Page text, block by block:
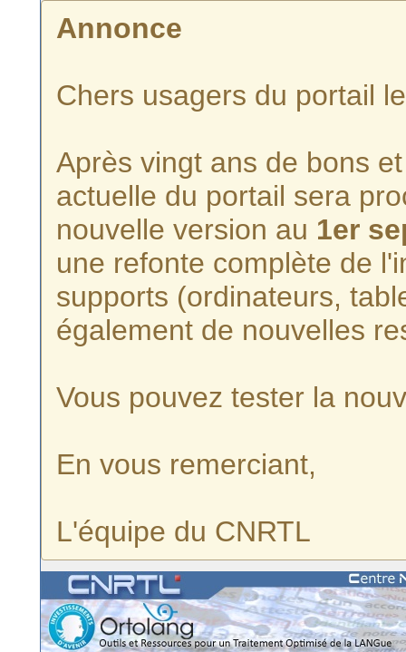
Annonce
Chers usagers du portail
Après vingt ans de bons
actuelle du portail sera
nouvelle version au 1er
une refonte complète de
supports (ordinateurs,
également de nouvelles
Vous pouvez tester la
En vous remerciant,
L'équipe du CNRTL